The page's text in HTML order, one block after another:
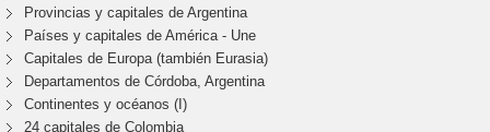
Provincias y capitales de Argentina
Países y capitales de América - Une
Capitales de Europa (también Eurasia)
Departamentos de Córdoba, Argentina
Continentes y océanos (I)
24 capitales de Colombia